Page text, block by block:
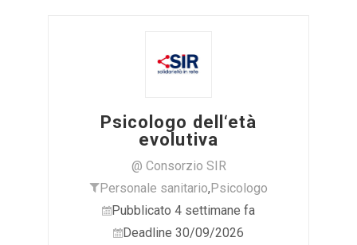
Psicologo dell‘età
evolutiva
@ Consorzio SIR
Personale sanitario,Psicologo
Pubblicato 4 settimane fa
Deadline 30/09/2026